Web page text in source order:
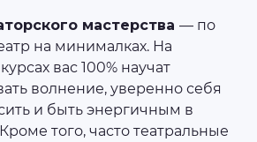
мастерства — по
на минималках. На
вас 100% научат
волнение, уверенно себя
и быть энергичным в
того, часто театральные